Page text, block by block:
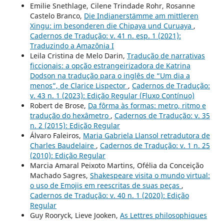
Emilie Snethlage, Cilene Trindade Rohr, Rosanne
Castelo Branco, Die Indianerstämme am mittleren
Xingu: im besonderen die Chipaya und Curuaya ,
Cadernos de Tradução: v. 41 n. esp. 1 (2021):
Traduzindo a Amazônia I
Leila Cristina de Melo Darin, Tradução de narrativas
ficcionais: a opção estrangeirizadora de Katrina
Dodson na tradução para o inglês de “Um dia a
menos”, de Clarice Lispector , Cadernos de Tradução:
v. 43 n. 1 (2023): Edição Regular (Fluxo Contínuo)
Robert de Brose, Da fôrma às formas: metro, ritmo e
tradução do hexâmetro , Cadernos de Tradução: v. 35
n. 2 (2015): Edição Regular
Álvaro Faleiros, Maria Gabriela Llansol retradutora de
Charles Baudelaire , Cadernos de Tradução: v. 1 n. 25
(2010): Edição Regular
Marcia Amaral Peixoto Martins, Ofélia da Conceição
Machado Sagres, Shakespeare visita o mundo virtual:
o uso de Emojis em reescritas de suas peças ,
Cadernos de Tradução: v. 40 n. 1 (2020): Edição
Regular
Guy Rooryck, Lieve Jooken, As Lettres philosophiques